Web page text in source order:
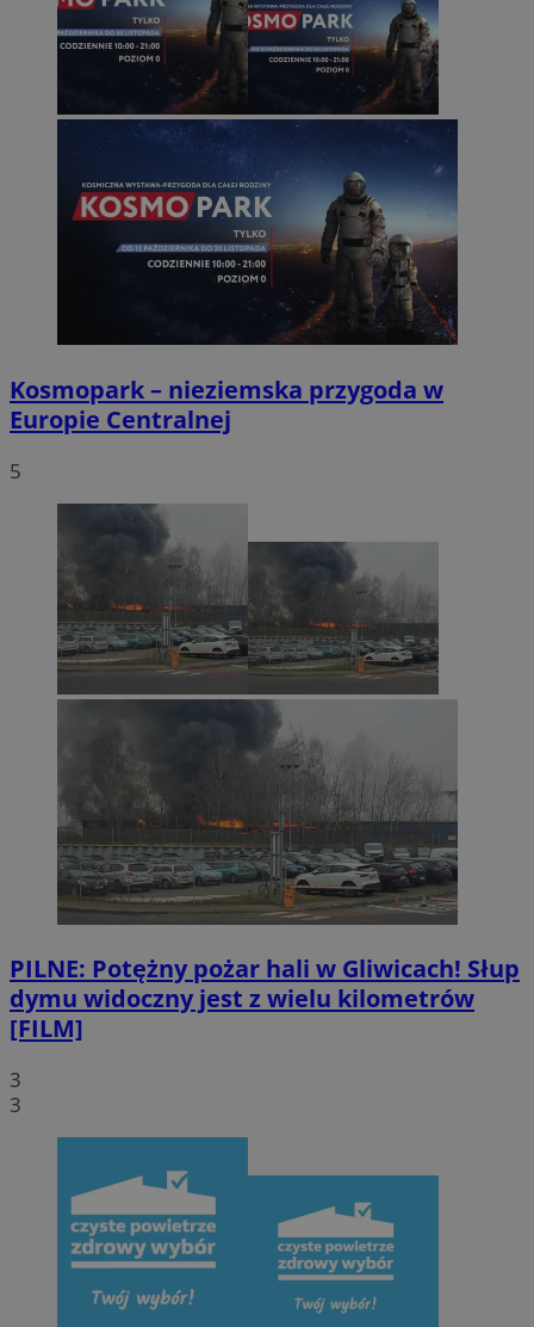
Kosmopark – nieziemska przygoda w
Europie Centralnej
5
PILNE: Potężny pożar hali w Gliwicach! Słup
dymu widoczny jest z wielu kilometrów
[FILM]
3
3